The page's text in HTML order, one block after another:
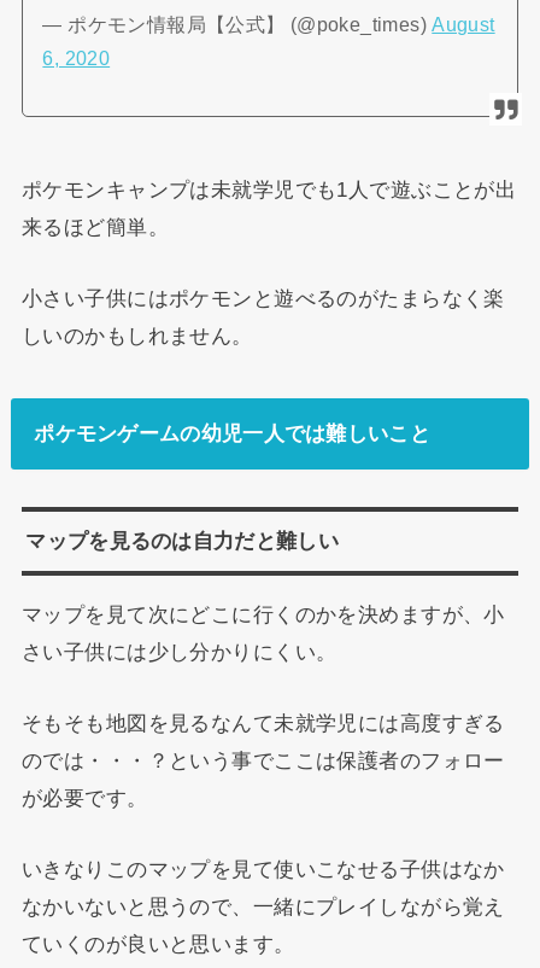
— ポケモン情報局【公式】 (@poke_times)August
6, 2020
ポケモンキャンプは未就学児でも1人で遊ぶことが出
来るほど簡単。
小さい子供にはポケモンと遊べるのがたまらなく楽
しいのかもしれません。
ポケモンゲームの幼児一人では難しいこと
マップを見るのは自力だと難しい
マップを見て次にどこに行くのかを決めますが、小
さい子供には少し分かりにくい。
そもそも地図を見るなんて未就学児には高度すぎる
のでは・・・？という事でここは保護者のフォロー
が必要です。
いきなりこのマップを見て使いこなせる子供はなか
なかいないと思うので、一緒にプレイしながら覚え
ていくのが良いと思います。